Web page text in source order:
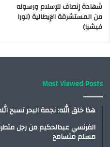
شهادة إنصاف للإسلام ورسوله
من المستشرقة الإيطالية (لورا
فيشيا)
Most Viewed Posts
هذا خلق الله: نجمة البحر تسبح
الفرنسي عبدالحكيم من رجل
مسلم متسامح